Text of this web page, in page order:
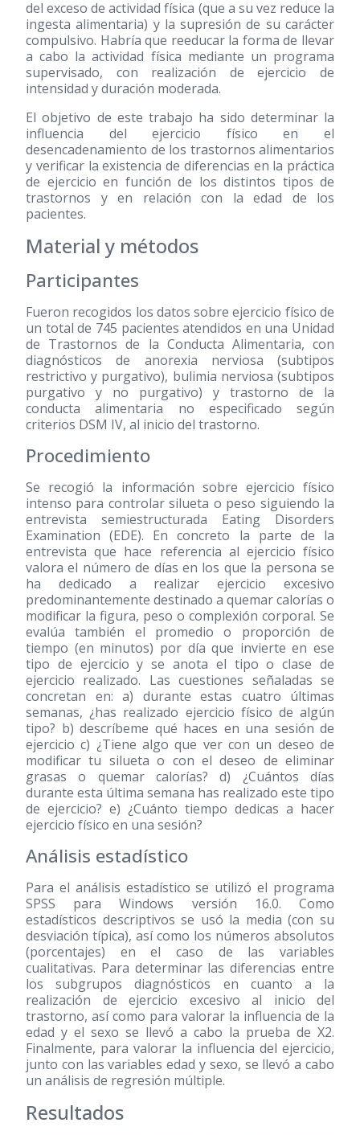
del exceso de actividad física (que a su vez reduce la
ingesta alimentaria) y la supresión de su carácter
compulsivo. Habría que reeducar la forma de llevar
a cabo la actividad física mediante un programa
supervisado, con realización de ejercicio de
intensidad y duración moderada.
El objetivo de este trabajo ha sido determinar la
influencia del ejercicio físico en el
desencadenamiento de los trastornos alimentarios
y verificar la existencia de diferencias en la práctica
de ejercicio en función de los distintos tipos de
trastornos y en relación con la edad de los
pacientes.
Material y métodos
Participantes
Fueron recogidos los datos sobre ejercicio físico de
un total de 745 pacientes atendidos en una Unidad
de Trastornos de la Conducta Alimentaria, con
diagnósticos de anorexia nerviosa (subtipos
restrictivo y purgativo), bulimia nerviosa (subtipos
purgativo y no purgativo) y trastorno de la
conducta alimentaria no especificado según
criterios DSM IV, al inicio del trastorno.
Procedimiento
Se recogió la información sobre ejercicio físico
intenso para controlar silueta o peso siguiendo la
entrevista semiestructurada Eating Disorders
Examination (EDE). En concreto la parte de la
entrevista que hace referencia al ejercicio físico
valora el número de días en los que la persona se
ha dedicado a realizar ejercicio excesivo
predominantemente destinado a quemar calorías o
modificar la figura, peso o complexión corporal. Se
evalúa también el promedio o proporción de
tiempo (en minutos) por día que invierte en ese
tipo de ejercicio y se anota el tipo o clase de
ejercicio realizado. Las cuestiones señaladas se
concretan en: a) durante estas cuatro últimas
semanas, ¿has realizado ejercicio físico de algún
tipo? b) descríbeme qué haces en una sesión de
ejercicio c) ¿Tiene algo que ver con un deseo de
modificar tu silueta o con el deseo de eliminar
grasas o quemar calorías? d) ¿Cuántos días
durante esta última semana has realizado este tipo
de ejercicio? e) ¿Cuánto tiempo dedicas a hacer
ejercicio físico en una sesión?
Análisis estadístico
Para el análisis estadístico se utilizó el programa
SPSS para Windows versión 16.0. Como
estadísticos descriptivos se usó la media (con su
desviación típica), así como los números absolutos
(porcentajes) en el caso de las variables
cualitativas. Para determinar las diferencias entre
los subgrupos diagnósticos en cuanto a la
realización de ejercicio excesivo al inicio del
trastorno, así como para valorar la influencia de la
edad y el sexo se llevó a cabo la prueba de X2.
Finalmente, para valorar la influencia del ejercicio,
junto con las variables edad y sexo, se llevó a cabo
un análisis de regresión múltiple.
Resultados